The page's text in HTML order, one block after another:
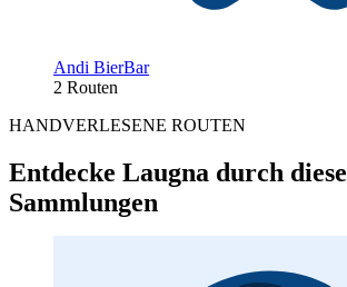
Andi BierBar
2 Routen
HANDVERLESENE ROUTEN
Entdecke Laugna durch diese
Sammlungen